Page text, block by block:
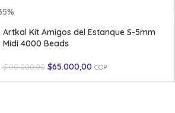
Artkal Kit Amigos del Estanque S-5mm
Midi 4000 Beads
$100.000,00 $65.000,00 COP